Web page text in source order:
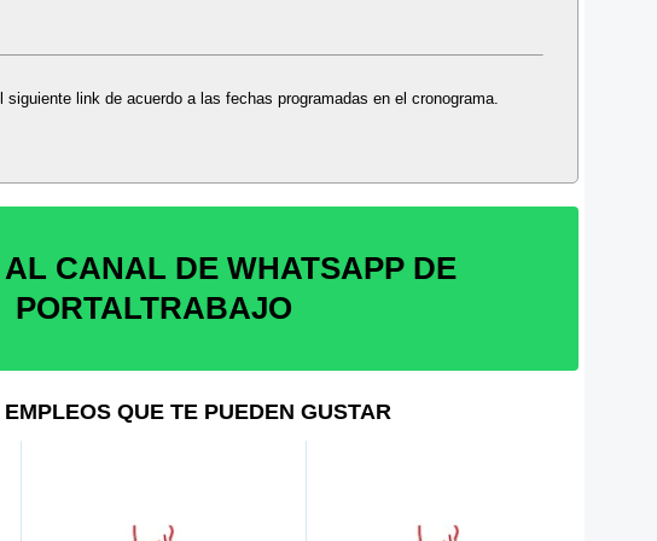
siguiente link de acuerdo a las fechas programadas en el cronograma.
CANAL DE WHATSAPP DE
PORTALTRABAJO
QUE TE PUEDEN GUSTAR